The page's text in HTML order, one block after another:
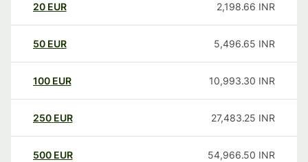
20 EUR 2,198.66 INR
50 EUR 5,496.65 INR
100 EUR 10,993.30 INR
250 EUR 27,483.25 INR
500 EUR 54,966.50 INR